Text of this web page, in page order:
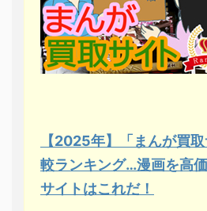
【2025年】「まんが買
較ランキング…漫画を高
サイトはこれだ！